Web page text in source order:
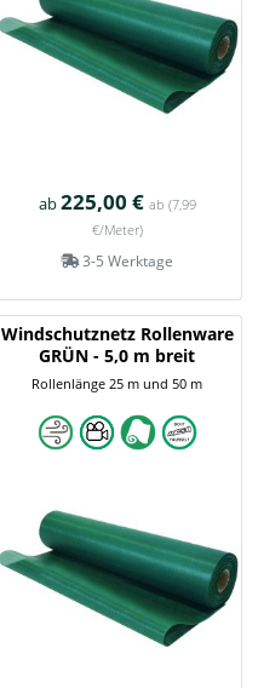
ab225,00 € ab (7,99
€/Meter)
3-5 Werktage
Windschutznetz Rollenware
GRÜN - 5,0 m breit
Rollenlänge 25 m und 50 m